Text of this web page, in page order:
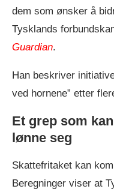
dem som ønsker å
Tysklands
Guardian.
Han beskriver
ved hornene” etter
Et grep som
lønne seg
Skattefritaket kan
Beregninger viser at